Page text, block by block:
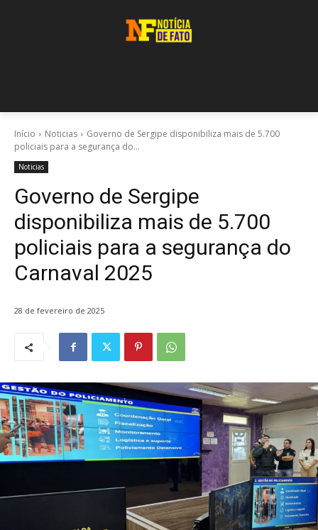
Início Noticias
Governo de Sergipe disponibiliza mais de 5.700
policiais para a segurança do...
Noticias
Governo de Sergipe
disponibiliza mais de 5.700
policiais para a segurança do
Carnaval 2025
28 de fevereiro de 2025